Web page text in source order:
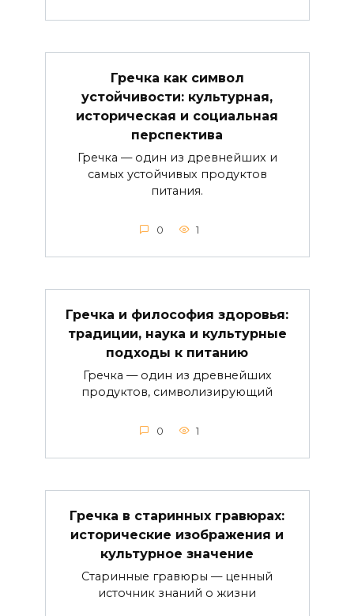
Гречка как символ
устойчивости: культурная,
историческая и социальная
перспектива
Гречка — один из древнейших и
самых устойчивых продуктов
питания.
0 1
Гречка и философия здоровья:
традиции, наука и культурные
подходы к питанию
Гречка — один из древнейших
продуктов, символизирующий
0 1
Гречка в старинных гравюрах:
исторические изображения и
культурное значение
Старинные гравюры — ценный
источник знаний о жизни